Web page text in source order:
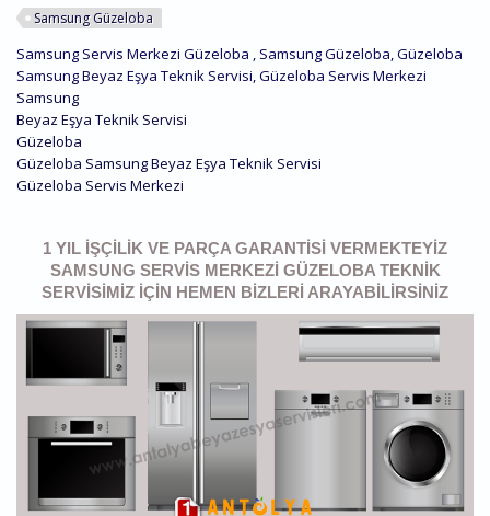
Samsung Güzeloba
Samsung Servis Merkezi Güzeloba , Samsung Güzeloba, Güzeloba
Samsung Beyaz Eşya Teknik Servisi, Güzeloba Servis Merkezi
Samsung
Beyaz Eşya Teknik Servisi
Güzeloba
Güzeloba Samsung Beyaz Eşya Teknik Servisi
Güzeloba Servis Merkezi
1 YIL İŞÇILIK VE PARÇA GARANTISI VERMEKTEYIZ
SAMSUNG SERVIS MERKEZI GÜZELOBA TEKNIK
SERVISIMIZ IÇIN HEMEN BIZLERI ARAYABILIRSINIZ